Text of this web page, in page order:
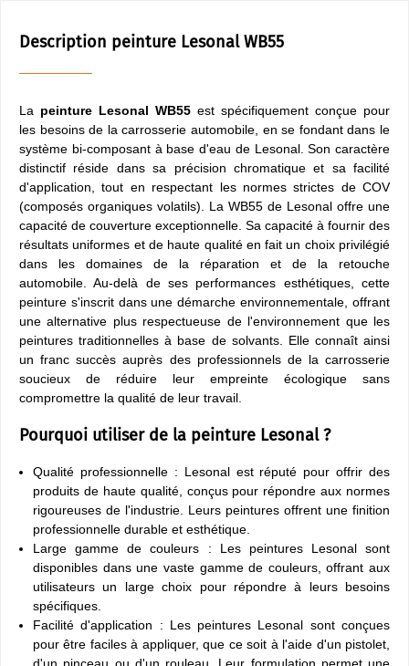
Description peinture Lesonal WB55
La peinture Lesonal WB55 est spécifiquement conçue pour
les besoins de la carrosserie automobile, en se fondant dans le
système bi-composant à base d'eau de Lesonal. Son caractère
distinctif réside dans sa précision chromatique et sa facilité
d'application, tout en respectant les normes strictes de COV
(composés organiques volatils). La WB55 de Lesonal offre une
capacité de couverture exceptionnelle. Sa capacité à fournir des
résultats uniformes et de haute qualité en fait un choix privilégié
dans les domaines de la réparation et de la retouche
automobile. Au-delà de ses performances esthétiques, cette
peinture s'inscrit dans une démarche environnementale, offrant
une alternative plus respectueuse de l'environnement que les
peintures traditionnelles à base de solvants. Elle connaît ainsi
un franc succès auprès des professionnels de la carrosserie
soucieux de réduire leur empreinte écologique sans
compromettre la qualité de leur travail.
Pourquoi utiliser de la peinture Lesonal ?
Qualité professionnelle : Lesonal est réputé pour offrir des
produits de haute qualité, conçus pour répondre aux normes
rigoureuses de l'industrie. Leurs peintures offrent une finition
professionnelle durable et esthétique.
Large gamme de couleurs : Les peintures Lesonal sont
disponibles dans une vaste gamme de couleurs, offrant aux
utilisateurs un large choix pour répondre à leurs besoins
spécifiques.
Facilité d'application : Les peintures Lesonal sont conçues
pour être faciles à appliquer, que ce soit à l'aide d'un pistolet,